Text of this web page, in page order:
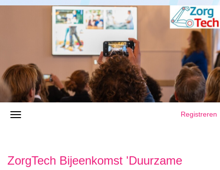
Registreren
ZorgTech Bijeenkomst 'Duurzame